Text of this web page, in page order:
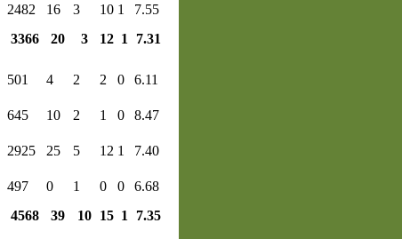
2482 16 3 10 1
7.55
3366 20 3 12 1 7.31
501 4 2 2 0 6.11
645 10 2 1 0 8.47
2925 25 5 12 1 7.40
497 0 1 0 0
6.68
4568 39 10 15 1 7.35